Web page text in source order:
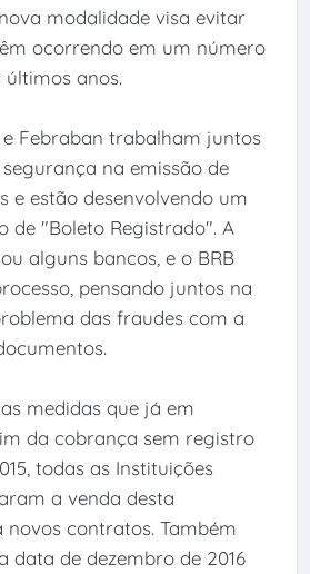
modalidade visa evitar
ocorrendo em um número
últimos anos.
Febraban trabalham juntos
na emissão de
e estão desenvolvendo um
de "Boleto Registrado". A
alguns bancos, e o BRB
pensando juntos na
das fraudes com a
medidas que já em
da cobrança sem registro
todas as Instituições
a venda desta
contratos. Também
data de dezembro de 2016